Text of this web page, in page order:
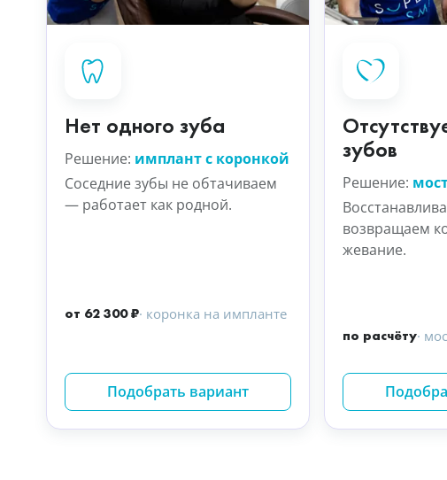
Нет одного зуба
Решение: имплант с коронкой
Соседние зубы не обтачиваем
— работает как родной.
от 62 300 ₽· коронка на импланте
Подобрать вариант
зубов
Решение:
возвращаем
жевание.
по расчёту·